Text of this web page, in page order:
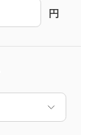
円